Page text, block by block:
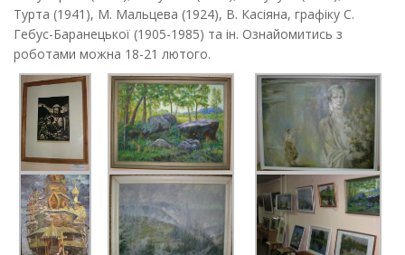
Турта (1941), М. Мальцева (1924), В. Касіяна, графіку С.
Гебус-Баранецької (1905-1985) та ін. Ознайомитись з
роботами можна 18-21 лютого.